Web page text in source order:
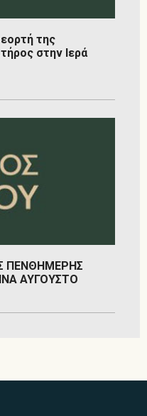
της
στην Ιερά
ΠΕΝΘΗΜΕΡΗΣ
ΑΥΓΟΥΣΤΟ